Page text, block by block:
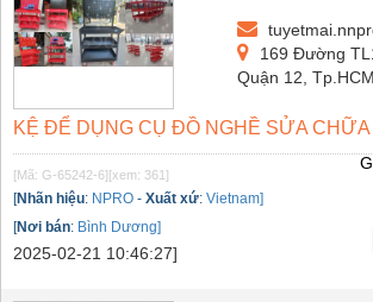
169 Đường
Quận 12, Tp.HCM
KỆ ĐỂ DỤNG CỤ ĐỒ NGHỀ SỬA CHỮA
[Mã: G-65242-6] [xem: 361]
[Nhãn hiệu: NPRO - Xuất xứ: Vietnam]
[Nơi bán: Bình Dương]
2025-02-21 10:46:27]